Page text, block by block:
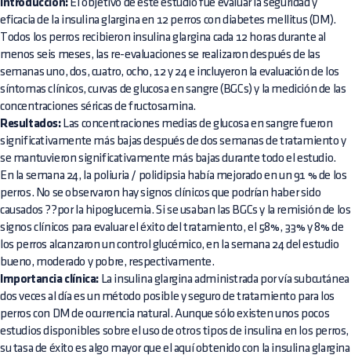
Introducción:El objetivo de este estudio fue evaluar la seguridad y
eficacia de la insulina glargina en 12 perros con diabetes mellitus (DM).
Todos los perros recibieron insulina glargina cada 12 horas durante al
menos seis meses, las re-evaluaciones se realizaron después de las
semanas uno, dos, cuatro, ocho, 12 y 24 e incluyeron la evaluación de los
síntomas clínicos, curvas de glucosa en sangre (BGCs) y la medición de las
concentraciones séricas de fructosamina.
Resultados:Las concentraciones medias de glucosa en sangre fueron
significativamente más bajas después de dos semanas de tratamiento y
se mantuvieron significativamente más bajas durante todo el estudio.
En la semana 24, la poliuria / polidipsia había mejorado en un 91 % de los
perros. No se observaron hay signos clínicos que podrían haber sido
causados ??por la hipoglucemia. Si se usaban las BGCs y la remisión de los
signos clínicos para evaluar el éxito del tratamiento, el 58%, 33% y 8% de
los perros alcanzaron un control glucémico, en la semana 24 del estudio
bueno, moderado y pobre, respectivamente.
Importancia clínica: La insulina glargina administrada por vía subcutánea
dos veces al día es un método posible y seguro de tratamiento para los
perros con DM de ocurrencia natural. Aunque sólo existen unos pocos
estudios disponibles sobre el uso de otros tipos de insulina en los perros,
su tasa de éxito es algo mayor que el aquí obtenido con la insulina glargina